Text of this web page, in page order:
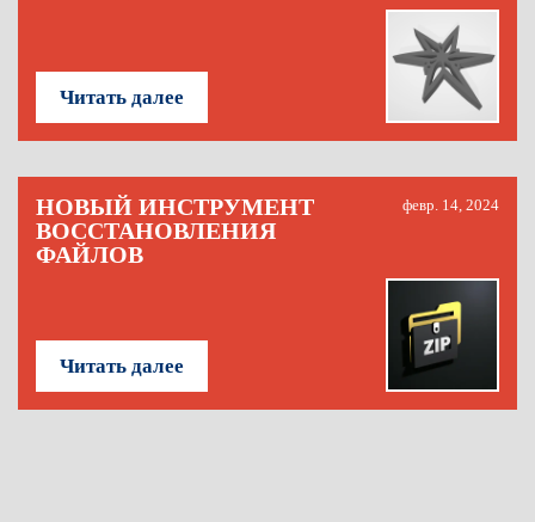
Читать далее
НОВЫЙ ИНСТРУМЕНТ
ВОССТАНОВЛЕНИЯ
ФАЙЛОВ
февр. 14, 2024
Читать далее